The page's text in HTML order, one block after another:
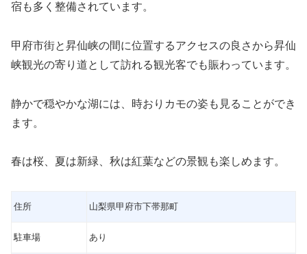
宿も多く整備されています。
甲府市街と昇仙峡の間に位置するアクセスの良さから昇仙
峡観光の寄り道として訪れる観光客でも賑わっています。
静かで穏やかな湖には、時おりカモの姿も見ることができ
ます。
春は桜、夏は新緑、秋は紅葉などの景観も楽しめます。
住所 山梨県甲府市下帯那町
駐車場 あり